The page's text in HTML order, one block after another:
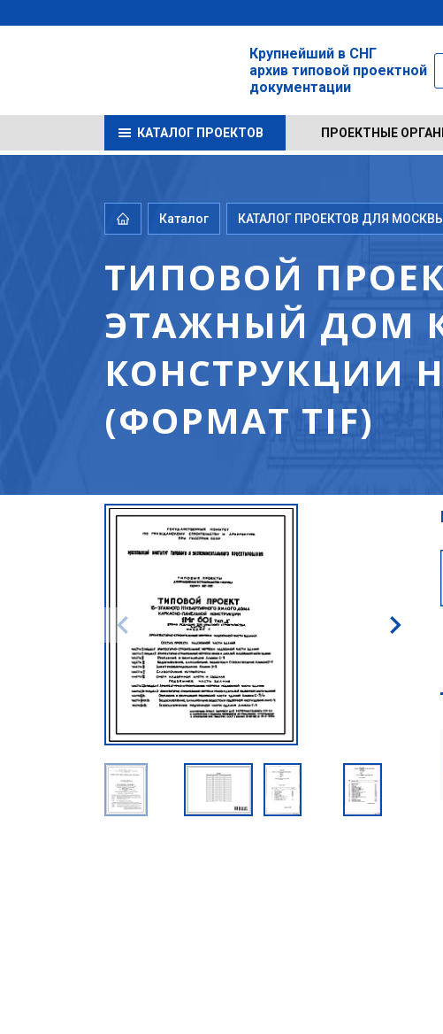
Крупнейший в СНГ
архив типовой проектной
документации
КАТАЛОГ ПРОЕКТОВ ПРОЕКТНЫЕ
Каталог КАТАЛОГ ПРОЕКТОВ ДЛЯ
ТИПОВОЙ
ЭТАЖНЫЙ ДОМ
КОНСТРУКЦИИ
(ФОРМАТ TIF)